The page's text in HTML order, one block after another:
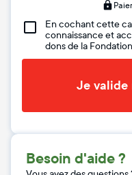
En cochant cette
connaissance et
dons de la
Je valide
Besoin d'aide ?